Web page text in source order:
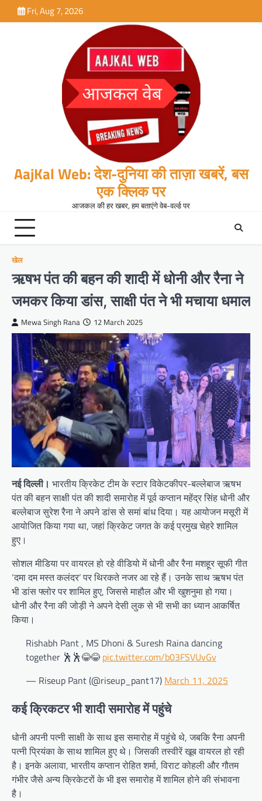
to
Fri, Aug 7, 2026
AajKal Web: देश-दुनिया की ताज़ा खबरें, बस
एक क्लिक पर
आजकल की हर खबर, हम बताएंगे वेब-वर्ल्ड पर
खेल
ऋषभ पंत की बहन की शादी में धोनी और रैना ने
जमकर किया डांस, साक्षी पंत ने भी मचाया धमाल
Mewa Singh Rana 12 March 2025
नई दिल्ली। भारतीय क्रिकेट टीम के स्टार विकेटकीपर-बल्लेबाज ऋषभ
पंत की बहन साक्षी पंत की शादी समारोह में पूर्व कप्तान महेंद्र सिंह धोनी और
बल्लेबाज सुरेश रैना ने अपने डांस से समां बांध दिया। यह आयोजन मसूरी में
आयोजित किया गया था, जहां क्रिकेट जगत के कई प्रमुख चेहरे शामिल
हुए।
सोशल मीडिया पर वायरल हो रहे वीडियो में धोनी और रैना मशहूर सूफी गीत
‘दमा दम मस्त कलंदर’ पर थिरकते नजर आ रहे हैं। उनके साथ ऋषभ पंत
भी डांस फ्लोर पर शामिल हुए, जिससे माहौल और भी खुशनुमा हो गया।
धोनी और रैना की जोड़ी ने अपने देसी लुक से भी सभी का ध्यान आकर्षित
किया।
Rishabh Pant , MS Dhoni & Suresh Raina dancing
together 🕺🕺😂😂 pic.twitter.com/b03FSVUvGv
— Riseup Pant (@riseup_pant17) March 11, 2025
कई क्रिकटर भी शादी समारोह में पहुंचे
धोनी अपनी पत्नी साक्षी के साथ इस समारोह में पहुंचे थे, जबकि रैना अपनी
पत्नी प्रियंका के साथ शामिल हुए थे। जिसकी तस्वीरें खूब वायरल हो रही
है। इनके अलावा, भारतीय कप्तान रोहित शर्मा, विराट कोहली और गौतम
गंभीर जैसे अन्य क्रिकेटरों के भी इस समारोह में शामिल होने की संभावना
है।